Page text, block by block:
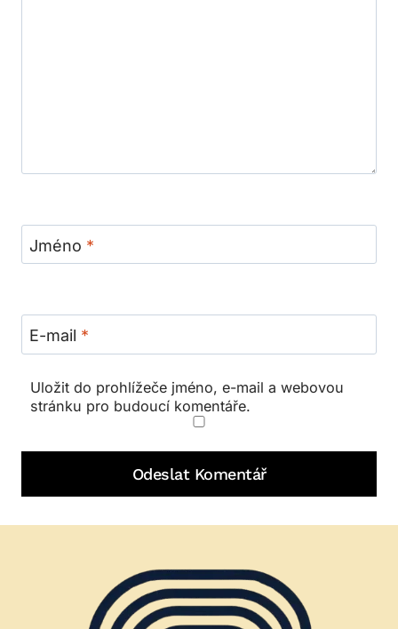
Jméno *
E-mail *
Uložit do prohlížeče jméno, e-mail a webovou
stránku pro budoucí komentáře.